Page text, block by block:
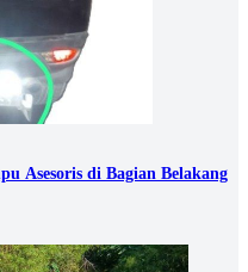
Asesoris di Bagian Belakang